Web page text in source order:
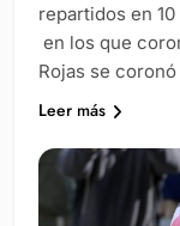
repartidos en
en los que
Rojas se
Leer más